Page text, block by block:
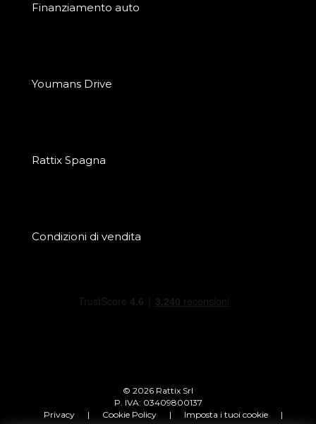
Finanziamento auto
Youmans Drive
Rattix Spagna
Condizioni di vendita
© 2026 Rattix Srl
P. IVA: 03409800137
Privacy
| Cookie Policy | Imposta i tuoi cookie
|